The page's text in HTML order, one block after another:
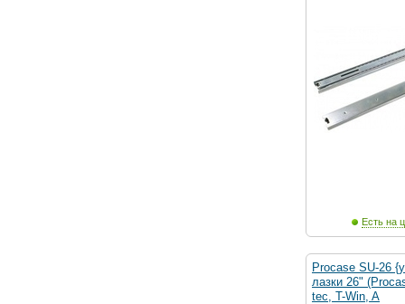
Есть на
Procase SU-26
лазки 26"
tec, T-Win, A